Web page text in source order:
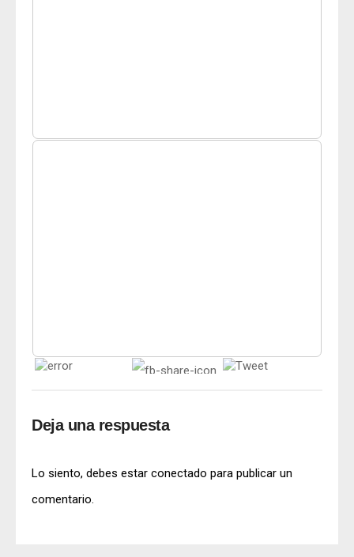
Deja una respuesta
Lo siento, debes estar conectado para publicar un
comentario.